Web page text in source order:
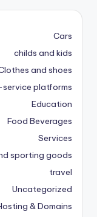
Cars
childs and kids
and shoes
platforms
Education
Food Beverages
Services
sporting goods
travel
Uncategorized
& Domains